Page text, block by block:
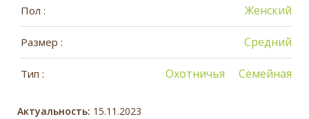
Пол : Женский
Размер : Средний
Тип : Семейная
Охотничья
Актуальность: 15.11.2023